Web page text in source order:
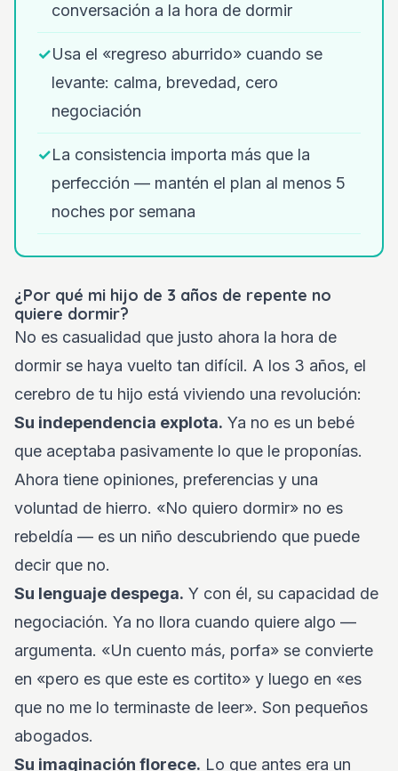
conversación a la hora de dormir
✓Usa el «regreso aburrido» cuando se
levante: calma, brevedad, cero
negociación
✓La consistencia importa más que la
perfección — mantén el plan al menos 5
noches por semana
¿Por qué mi hijo de 3 años de repente no
quiere dormir?
No es casualidad que justo ahora la hora de
dormir se haya vuelto tan difícil. A los 3 años, el
cerebro de tu hijo está viviendo una revolución:
Su independencia explota. Ya no es un bebé
que aceptaba pasivamente lo que le proponías.
Ahora tiene opiniones, preferencias y una
voluntad de hierro. «No quiero dormir» no es
rebeldía — es un niño descubriendo que puede
decir que no.
Su lenguaje despega. Y con él, su capacidad de
negociación. Ya no llora cuando quiere algo —
argumenta. «Un cuento más, porfa» se convierte
en «pero es que este es cortito» y luego en «es
que no me lo terminaste de leer». Son pequeños
abogados.
Su imaginación florece. Lo que antes era un